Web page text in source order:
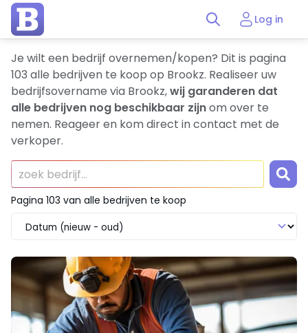
Log in
Je wilt een bedrijf overnemen/kopen? Dit is pagina
103 alle bedrijven te koop op Brookz. Realiseer uw
bedrijfsovername via Brookz,wij garanderen dat
alle bedrijven nog beschikbaar zijnom over te
nemen. Reageer en kom direct in contact met de
verkoper.
Pagina 103 van alle bedrijven te koop